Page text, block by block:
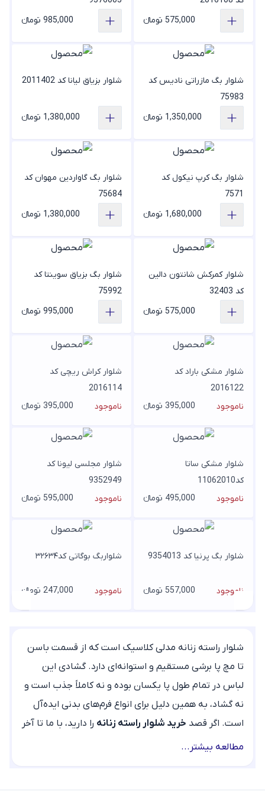
575,000 تومانء
985,000 تومانء
شلوار بگ مازراتی نادیس کد
75983
1,350,000 تومانء
شلوار بزیاق لیانا کد 2011402
1,380,000 تومانء
شلوار بگ کرپ نیکول کد
7571
1,680,000 تومانء
شلوار بگ گاواردین مهوان کد
75684
1,380,000 تومانء
شلوار کمرکش شانتون دالین
کد 32403
575,000 تومانء
شلوار بگ بزیاق سوینتا کد
75992
995,000 تومانء
شلوار مشکی باراد کد
2016122
ناموجود
395,000 تومانء
شلوار کراش ریچی کد
2016114
ناموجود
395,000 تومانء
شلوار مشکی ساتا
کد11062010
ناموجود
495,000 تومانء
شلوار مجلسی لیونا کد
9352949
ناموجود
595,000 تومانء
شلوار بگ پرنیا کد 9354013
ناموجود 557,000 تومانء
شلواربگ بوگاتی کد۳۲۶۳۴
ناموجود 247,000 تومانء
شلوار راسته زنانه مدلی کلاسیک است که از قسمت باسن
تا مچ پا برشی مستقیم و استوانه‌ای دارد. گشادی این
لباس در تمام طول پا یکسان بوده و نه کاملاً جذب است و
نه گشاد، به همین دلیل برای انواع فرم‌های بدنی ایده‌آل
است. اگر قصد خرید شلوار راسته زنانه را دارید، با ما تا آخر
این دسته‌بندی همراه باشید تا با انواع آن آشنا شوید.
مطالعه بیشتر...